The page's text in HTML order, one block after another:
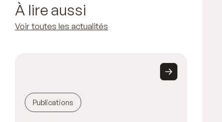
À lire aussi
Voir toutes les actualités
Publications